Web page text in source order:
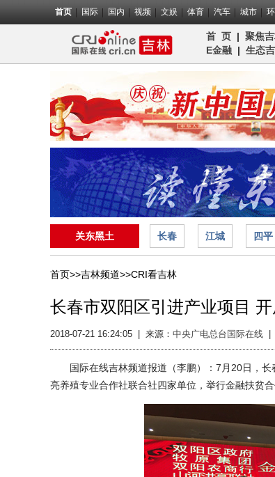
首页 国际 国内 视频 文娱 体育 汽车 城市
首 页 | 聚焦
E金融 | 生态
关东黑土 长春 江城 四平
首页>>吉林频道>>CRI看吉林
长春市双阳区引进产业项目
2018-07-21 16:24:05 来源： 中央广电总台国际在线
国际在线吉林频道报道（李鹏）：7月20日，长
亮养殖专业合作社联合社四家单位，举行金融扶贫合